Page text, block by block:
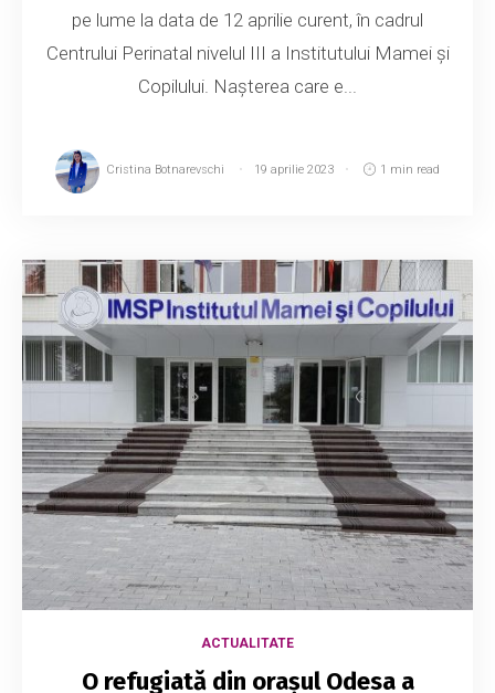
pe lume la data de 12 aprilie curent, în cadrul
Centrului Perinatal nivelul III a Institutului Mamei și
Copilului. Nașterea care e...
Cristina Botnarevschi 19 aprilie 2023 1 min read
ACTUALITATE
O refugiată din orașul Odesa a